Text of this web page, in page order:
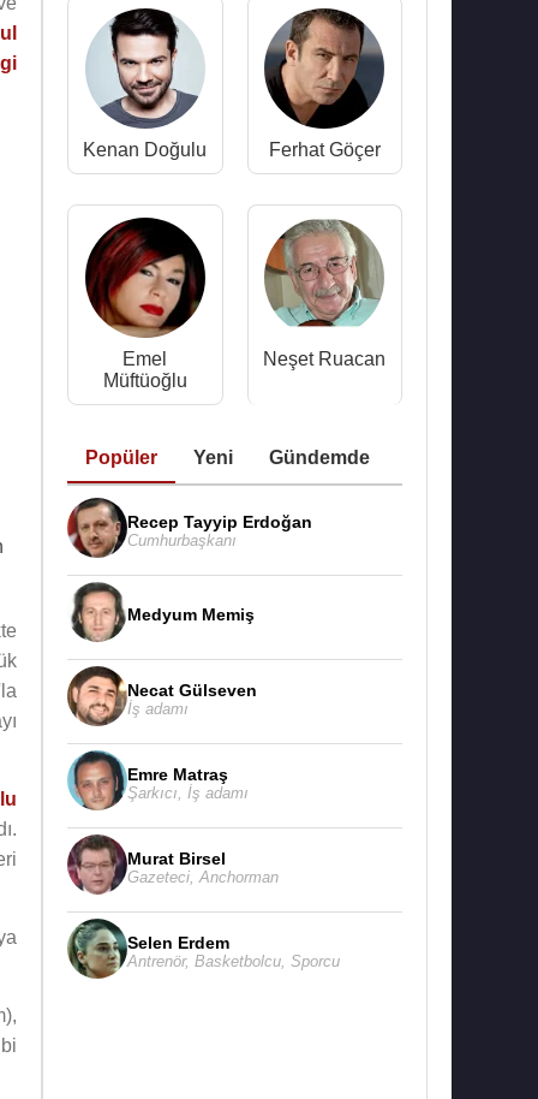
Kenan Doğulu Ferhat Göçer
Emel
Müftüoğlu
Neşet Ruacan
Popüler Yeni Gündemde
Recep Tayyip Erdoğan
Cumhurbaşkanı
Medyum Memiş
Necat Gülseven
İş adamı
Emre Matraş
Şarkıcı İş adamı
Murat Birsel
Gazeteci Anchorman
Selen Erdem
Antrenör, Basketbolcu Sporcu